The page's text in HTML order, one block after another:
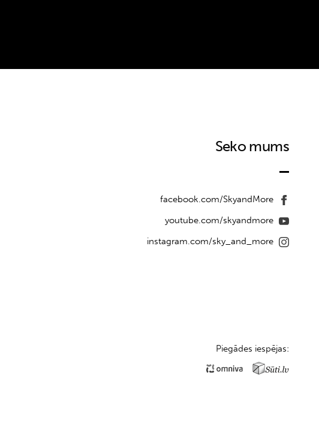
Seko mums
facebook.com/SkyandMore
youtube.com/skyandmore
instagram.com/sky_and_more
Piegādes iespējas: